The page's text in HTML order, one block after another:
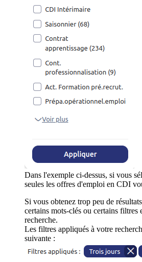
Dans l'exemple ci-dessus, si vous
seules les offres d'emploi en CDI
Si vous obtenez trop peu de
certains mots-clés ou certains filtres
recherche.
Les filtres appliqués à votre
suivante :